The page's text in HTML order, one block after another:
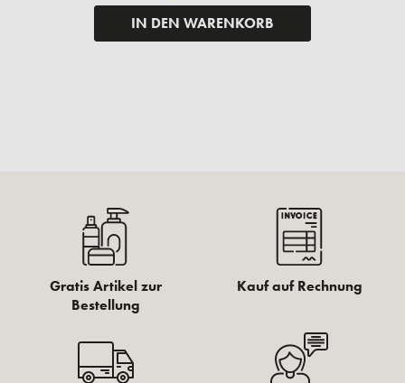
IN DEN WARENKORB
Gratis Artikel zur
Bestellung
Kauf auf Rechnung